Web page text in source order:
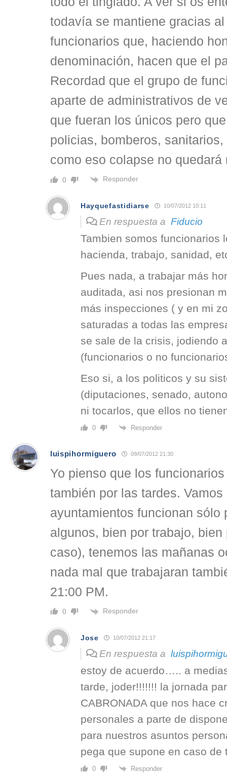
todavía se mantiene gracias
funcionarios que, haciendo
denominación, hacen que el
Recordad que el grupo de
aparte de administrativos de
que fueran los únicos pero
policias, bomberos,
como eso colapse no quedará
0 Responder
Hayquefastidiarse 10/07/2012 10:11
En respuesta a Fiducio
Tambien somos funcionarios
hacienda, trabajo, sanidad,
Pues nada, a trabajar más
auditada, asi nos presionan
más inspecciones ( y en mi
saturadas a todas las
se sale de la crisis, jodiendo
(funcionarios o no
Eso si, a los politicos y su
(diputaciones, senado,
ni tocarlos, que ellos no
0 Responder
luispihormiguero 09/07/2012 21:30
Yo pienso que los
también por las tardes. Vamos
ayuntamientos funcionan sólo
algunos, bien por trabajo,
caso), tenemos las mañanas
nada mal que trabajaran
21:00 PM.
0 Responder
Jose 10/07/2012 21:17
En respuesta a
estoy de acuerdo….. a
tarde, joder!!!!!!! la jornada
CABRONADA que nos hace
personales a parte de
para nuestros asuntos
pega que supone en caso
0 Responder